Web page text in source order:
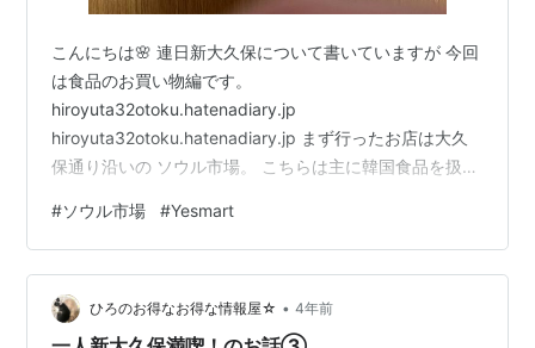
こんにちは🌸 連日新大久保について書いていますが 今回
は食品のお買い物編です。
hiroyuta32otoku.hatenadiary.jp
hiroyuta32otoku.hatenadiary.jp まず行ったお店は大久
保通り沿いの ソウル市場。 こちらは主に韓国食品を扱う
全てのキムチが 試食できたのですが、現在はなくて残
念・・・。 白菜のキムチはもちろん、 ネギキムチや水キ
ムチ、エゴマキムチなども 置いてありますよ〜。 また、
２箇所ある入り口の１箇所側では テイクアウト商品の出
来立ても 買うことができます。 そして私が今回このお店
#ソウル市場 #Yesmart
ひろのお得なお得な情報屋☆ • 4年前